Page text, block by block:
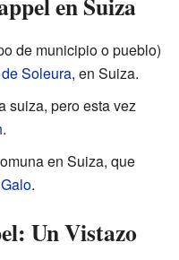
de municipio o pueblo)
Soleura, en Suiza.
suiza, pero esta vez
.
en Suiza, que
.
Un Vistazo